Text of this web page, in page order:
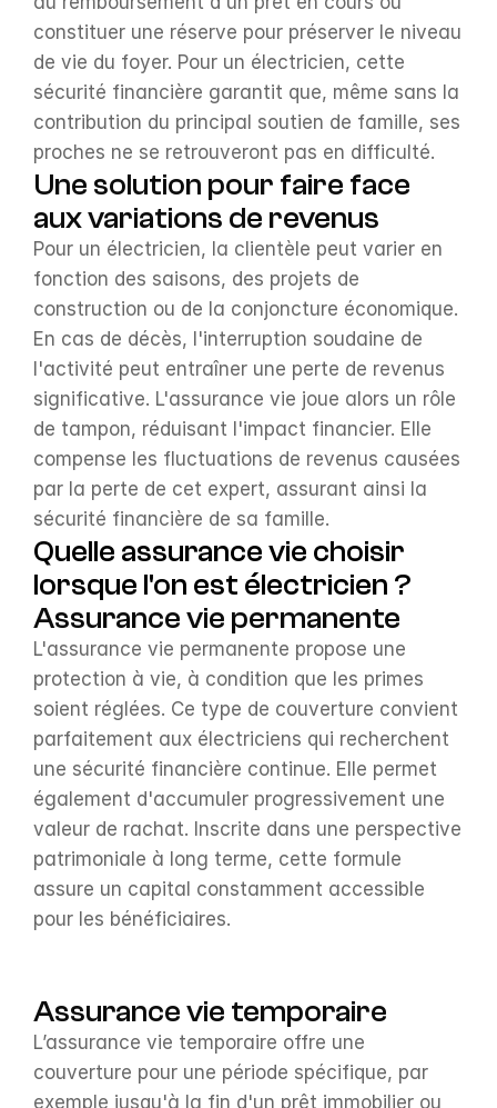
constituer une réserve pour préserver le niveau
de vie du foyer. Pour un électricien, cette
sécurité financière garantit que, même sans la
contribution du principal soutien de famille, ses
proches ne se retrouveront pas en difficulté.
Une solution pour faire face
aux variations de revenus
Pour un électricien, la clientèle peut varier en
fonction des saisons, des projets de
construction ou de la conjoncture économique.
En cas de décès, l'interruption soudaine de
l'activité peut entraîner une perte de revenus
significative. L'assurance vie joue alors un rôle
de tampon, réduisant l'impact financier. Elle
compense les fluctuations de revenus causées
par la perte de cet expert, assurant ainsi la
sécurité financière de sa famille.
Quelle assurance vie choisir
lorsque l'on est électricien ?
Assurance vie permanente
L'assurance vie permanente propose une
protection à vie, à condition que les primes
soient réglées. Ce type de couverture convient
parfaitement aux électriciens qui recherchent
une sécurité financière continue. Elle permet
également d'accumuler progressivement une
valeur de rachat. Inscrite dans une perspective
patrimoniale à long terme, cette formule
assure un capital constamment accessible
pour les bénéficiaires.
Assurance vie temporaire
L’assurance vie temporaire offre une
couverture pour une période spécifique, par
exemple jusqu'à la fin d'un prêt immobilier ou